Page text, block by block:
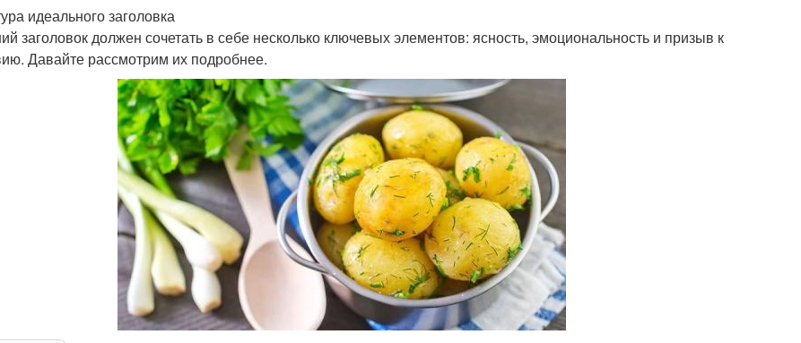
идеального заголовка
заголовок должен сочетать в себе несколько ключевых элементов: ясность, эмоциональность и призыв к
Давайте рассмотрим их подробнее.